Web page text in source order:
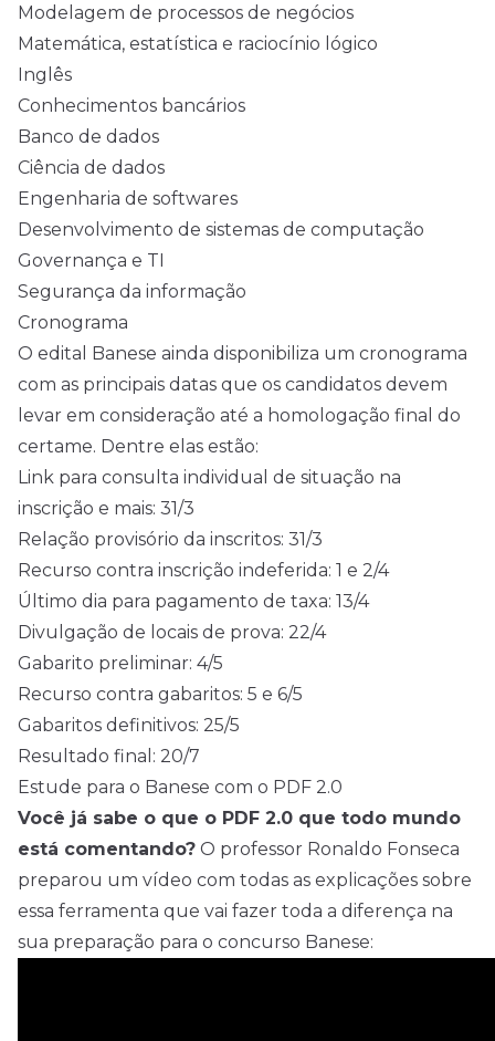
Modelagem de processos de negócios
Matemática, estatística e raciocínio lógico
Inglês
Conhecimentos bancários
Banco de dados
Ciência de dados
Engenharia de softwares
Desenvolvimento de sistemas de computação
Governança e TI
Segurança da informação
Cronograma
O edital Banese ainda disponibiliza um cronograma
com as principais datas que os candidatos devem
levar em consideração até a homologação final do
certame. Dentre elas estão:
Link para consulta individual de situação na
inscrição e mais: 31/3
Relação provisório da inscritos: 31/3
Recurso contra inscrição indeferida: 1 e 2/4
Último dia para pagamento de taxa: 13/4
Divulgação de locais de prova: 22/4
Gabarito preliminar: 4/5
Recurso contra gabaritos: 5 e 6/5
Gabaritos definitivos: 25/5
Resultado final: 20/7
Estude para o Banese com o PDF 2.0
Você já sabe o que o PDF 2.0 que todo mundo
está comentando? O professor Ronaldo Fonseca
preparou um vídeo com todas as explicações sobre
essa ferramenta que vai fazer toda a diferença na
sua preparação para o concurso Banese: